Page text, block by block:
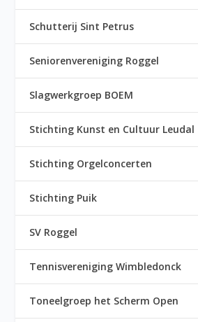
Schutterij Sint Petrus
Seniorenvereniging Roggel
Slagwerkgroep BOEM
Stichting Kunst en Cultuur Leudal
Stichting Orgelconcerten
Stichting Puik
SV Roggel
Tennisvereniging Wimbledonck
Toneelgroep het Scherm Open